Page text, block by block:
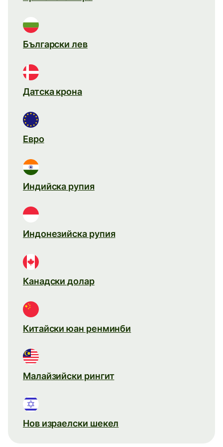
Български лев
Датска крона
Евро
Индийска рупия
Индонезийска рупия
Канадски долар
Китайски юан ренминби
Малайзийски рингит
Нов израелски шекел